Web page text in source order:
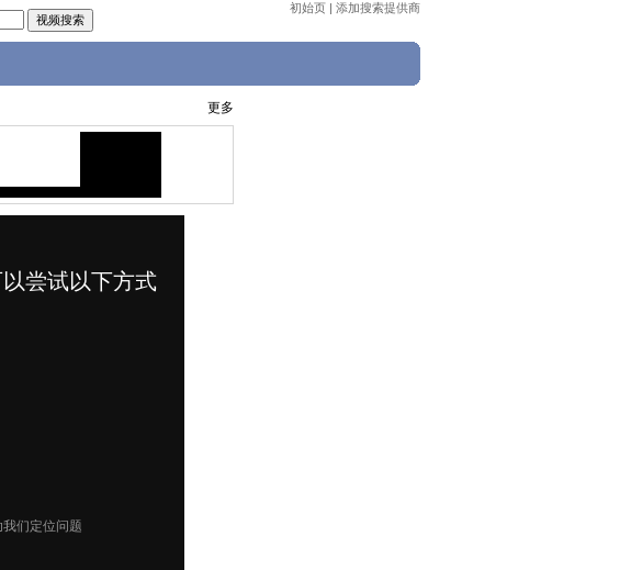
初始页 | 添加搜索提供商
更多